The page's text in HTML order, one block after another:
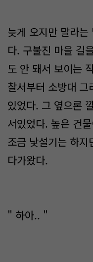
늦게 오지만 말라
다. 구불진 마을 길
도 안 돼서 보이는
찰서부터 소방대
있었다. 그 옆으론
서있었다. 높은 건
조금 낯설기는 하
다가왔다.
" 하아.. "